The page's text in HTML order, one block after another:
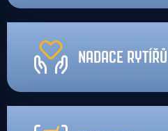
NADACE RYTÍŘŮ